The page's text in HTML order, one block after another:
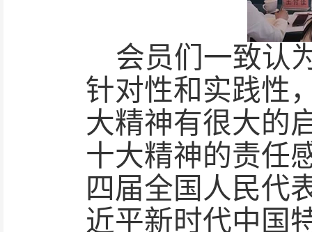
会员们一致认
针对性和实践性
大精神有很大的
十大精神的责任
四届全国人民代
近平新时代中国